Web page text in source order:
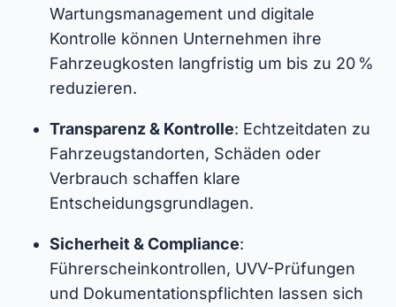
Wartungsmanagement und digitale
Kontrolle können Unternehmen ihre
Fahrzeugkosten langfristig um bis zu 20 %
reduzieren.
Transparenz & Kontrolle: Echtzeitdaten zu
Fahrzeugstandorten, Schäden oder
Verbrauch schaffen klare
Entscheidungsgrundlagen.
Sicherheit & Compliance:
Führerscheinkontrollen, UVV-Prüfungen
und Dokumentationspflichten lassen sich